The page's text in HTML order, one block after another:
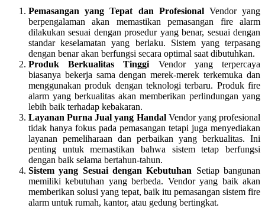
Pemasangan yang Tepat dan ProfesionalVendor yang
berpengalaman akan memastikan pemasangan fire alarm
dilakukan sesuai dengan prosedur yang benar, sesuai dengan
standar keselamatan yang berlaku. Sistem yang terpasang
dengan benar akan berfungsi secara optimal saat dibutuhkan.
Produk Berkualitas Tinggi Vendor yang terpercaya
biasanya bekerja sama dengan merek-merek terkemuka dan
menggunakan produk dengan teknologi terbaru. Produk fire
alarm yang berkualitas akan memberikan perlindungan yang
lebih baik terhadap kebakaran.
Layanan Purna Jual yang HandalVendor yang profesional
tidak hanya fokus pada pemasangan tetapi juga menyediakan
layanan pemeliharaan dan perbaikan yang berkualitas. Ini
penting untuk memastikan bahwa sistem tetap berfungsi
dengan baik selama bertahun-tahun.
Sistem yang Sesuai dengan Kebutuhan Setiap bangunan
memiliki kebutuhan yang berbeda. Vendor yang baik akan
memberikan solusi yang tepat, baik itu pemasangan sistem fire
alarm untuk rumah, kantor, atau gedung bertingkat.